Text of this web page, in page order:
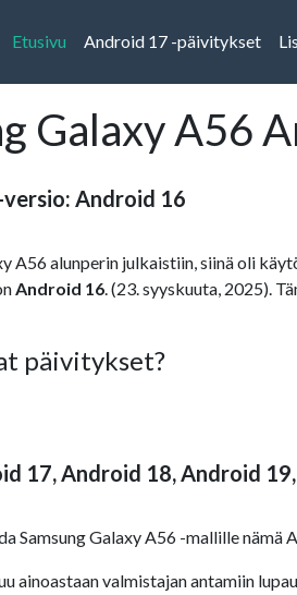
Etusivu (current)
Android 17 -päivitykset
Galaxy A56
Android 16
A56 alunperin julkaistiin, siinä oli
Android 16. (23. syyskuuta, 2025).
päivitykset?
17, Android 18, Android
Samsung Galaxy A56 -mallille
ainoastaan valmistajan antamiin